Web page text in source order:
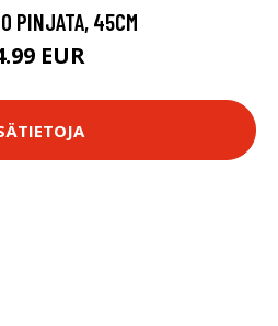
PINJATA, 45CM
EUR